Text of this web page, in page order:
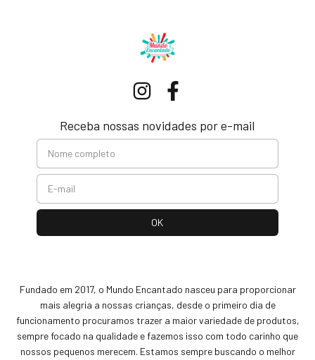
Receba nossas novidades por e-mail
Fundado em 2017, o Mundo Encantado nasceu para proporcionar
mais alegria a nossas crianças, desde o primeiro dia de
funcionamento procuramos trazer a maior variedade de produtos,
sempre focado na qualidade e fazemos isso com todo carinho que
nossos pequenos merecem. Estamos sempre buscando o melhor